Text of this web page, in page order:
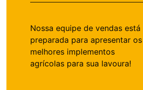
Nossa equipe de vendas está
preparada para apresentar os
melhores implementos
agrícolas para sua lavoura!